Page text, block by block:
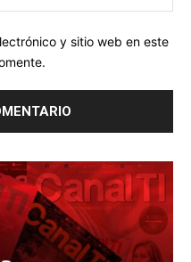
y sitio web en este